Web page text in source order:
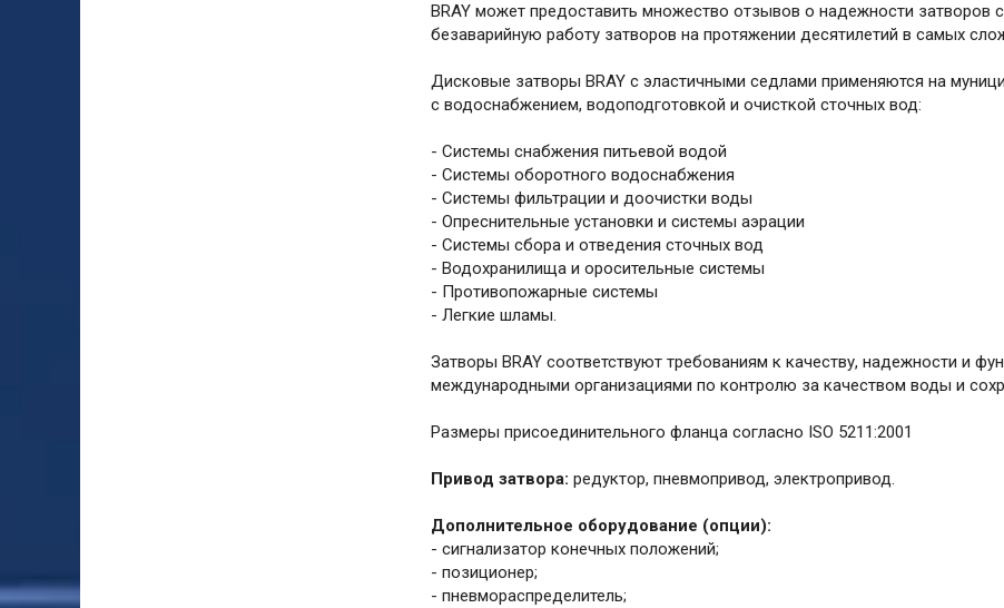
BRAY может предоставить множество отзывов о надежности
безаварийную работу затворов на протяжении десятилетий в самых
Дисковые затворы BRAY с эластичными седлами применяются на
с водоснабжением, водоподготовкой и очисткой сточных вод:
- Системы снабжения питьевой водой
- Системы оборотного водоснабжения
- Системы фильтрации и доочистки воды
- Опреснительные установки и системы аэрации
- Системы сбора и отведения сточных вод
- Водохранилища и оросительные системы
- Противопожарные системы
- Легкие шламы.
Затворы BRAY соответствуют требованиям к качеству, надежности и
международными организациями по контролю за качеством воды и
Размеры присоединительного фланца согласно ISO 5211:2001
Привод затвора: редуктор, пневмопривод, электропривод.
Дополнительное оборудование (опции):
- сигнализатор конечных положений;
- позиционер;
- пневмораспределитель;